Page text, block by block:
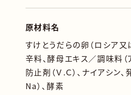
原材料名
すけとうだらの卵（ロシア又
辛料、酵母エキス／調味料（
防止剤（Ｖ.Ｃ）、ナイアシン
Na）、酵素